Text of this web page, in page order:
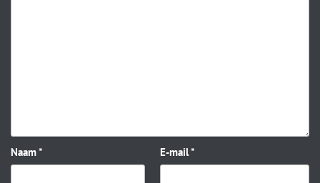
Naam* E-mail*